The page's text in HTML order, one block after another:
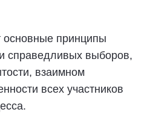
основные принципы
справедливых выборов,
взаимном
всех участников